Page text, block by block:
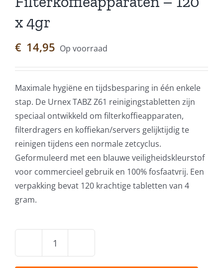
x 4gr
€ 14,95 Op voorraad
Maximale hygiëne en tijdsbesparing in één enkele
stap. De Urnex TABZ Z61 reinigingstabletten zijn
speciaal ontwikkeld om filterkoffieapparaten,
filterdragers en koffiekan/servers gelijktijdig te
reinigen tijdens een normale zetcyclus.
Geformuleerd met een blauwe veiligheidskleurstof
voor commercieel gebruik en 100% fosfaatvrij. Een
verpakking bevat 120 krachtige tabletten van 4
gram.
Urnex